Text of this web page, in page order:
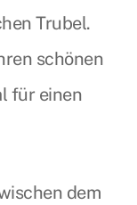
Trubel.
schönen
für einen
dem